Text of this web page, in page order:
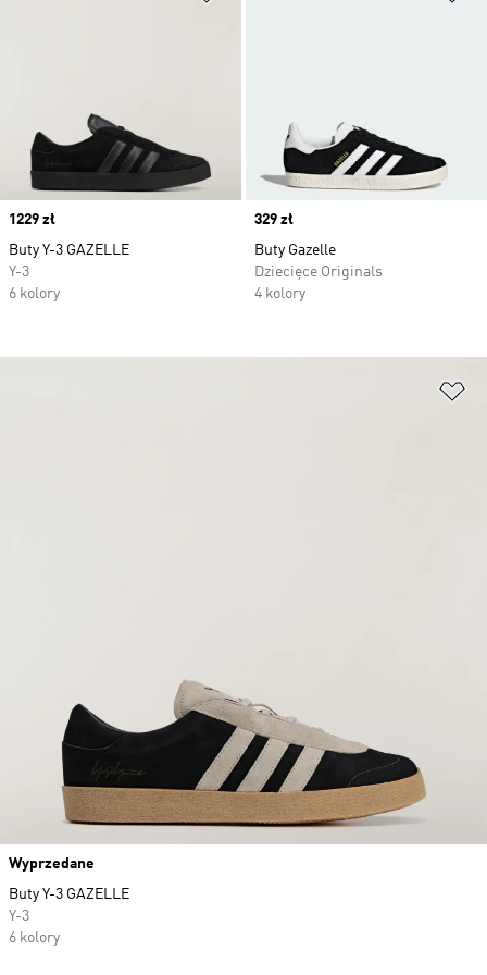
Price
1229 zł
Buty Y-3 GAZELLE
Y-3
6 kolory
Price
329 zł
Buty Gazelle
Dziecięce Originals
4 kolory
Wyprzedane
Buty Y-3 GAZELLE
Y-3
6 kolory